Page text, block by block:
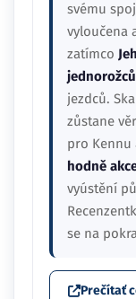
svému
vyloučena
zatímco
jednorožců
jezdců.
zůstane
pro Kennu
hodně
vyústění
se na
Prečítať